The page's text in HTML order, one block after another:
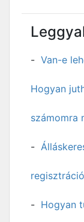
Van-e
Hogyan
számomra
Hogyan